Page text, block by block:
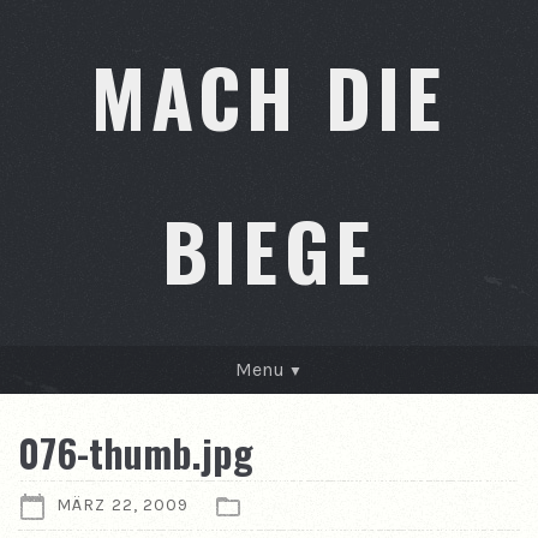
MACH DIE
BIEGE
Menu
KONTAKT
ÜBER MICH
076-thumb.jpg
MÄRZ 22, 2009